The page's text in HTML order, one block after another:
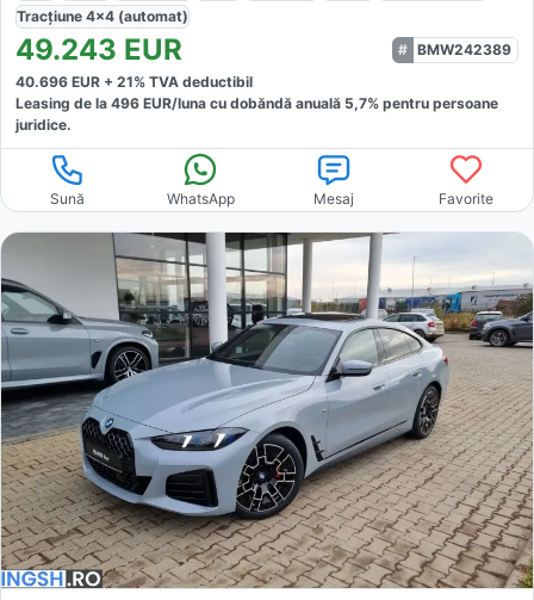
Tracțiune 4x4 (automat)
49.243 EUR
BMW242389
40.696 EUR + 21% TVA deductibil
Leasing de la 496 EUR/luna cu dobăndă anuală 5,7% pentru persoane
juridice.
Sună WhatsApp Mesaj Favorite